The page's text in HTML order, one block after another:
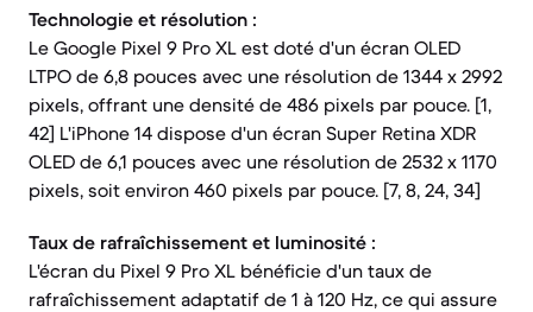
Technologie et résolution :
Le Google Pixel 9 Pro XL est doté d'un écran OLED
LTPO de 6,8 pouces avec une résolution de 1344 x 2992
pixels, offrant une densité de 486 pixels par pouce. [1,
42] L'iPhone 14 dispose d'un écran Super Retina XDR
OLED de 6,1 pouces avec une résolution de 2532 x 1170
pixels, soit environ 460 pixels par pouce. [7, 8, 24, 34]
Taux de rafraîchissement et luminosité :
L'écran du Pixel 9 Pro XL bénéficie d'un taux de
rafraîchissement adaptatif de 1 à 120 Hz, ce qui assure